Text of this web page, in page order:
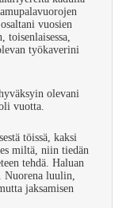
vuosien
toisenlaisessa,
työkaverini
olevani
vuotta.
töissä, kaksi
miltä, niin tiedän
tehdä. Haluan
Nuorena luulin,
jaksamisen